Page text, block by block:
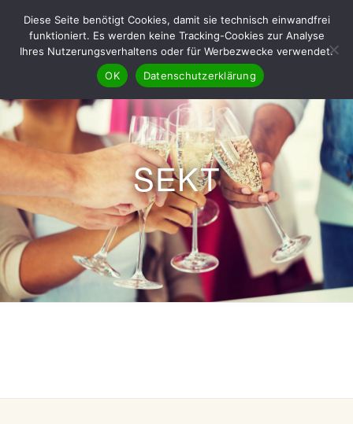
SEKT
Diese Seite benötigt Cookies, damit sie technisch einwandfrei
funktioniert. Es werden keine Tracking-Cookies zur Analyse
Ihres Nutzerungsverhaltens oder für Werbezwecke verwendet.
OK
Datenschutzerklärung